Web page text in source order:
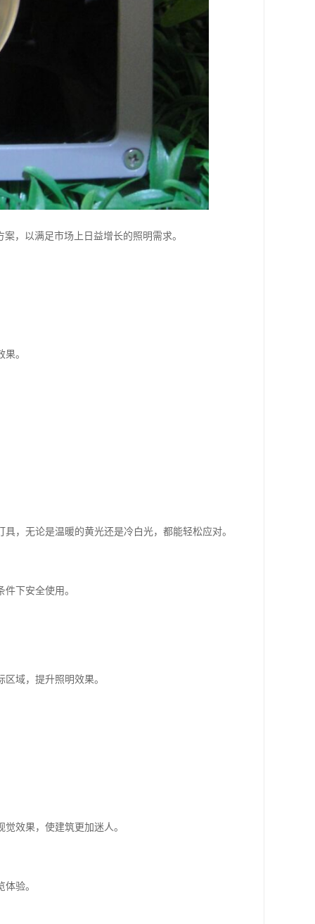
，以满足市场上日益增长的照明需求。
。
，无论是温暖的黄光还是冷白光，都能轻松应对。
下安全使用。
域，提升照明效果。
效果，使建筑更加迷人。
验。